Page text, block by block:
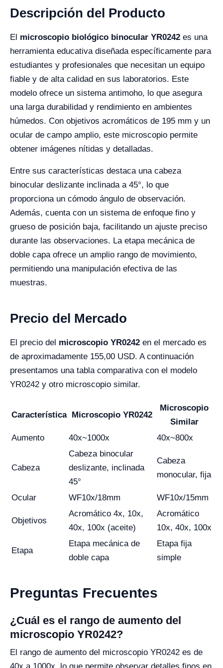
Descripción del Producto
El microscopio biológico binocular YR0242 es una
herramienta educativa diseñada específicamente para
estudiantes y profesionales que necesitan un equipo
fiable y de alta calidad en sus laboratorios. Este
modelo ofrece un sistema antimoho, lo que asegura
una larga durabilidad y rendimiento en ambientes
húmedos. Con objetivos acromáticos de 195 mm y un
ocular de campo amplio, este microscopio permite
obtener imágenes nítidas y detalladas.
Entre sus características destaca una cabeza
binocular deslizante inclinada a 45°, lo que
proporciona un cómodo ángulo de observación.
Además, cuenta con un sistema de enfoque fino y
grueso de posición baja, facilitando un ajuste preciso
durante las observaciones. La etapa mecánica de
doble capa ofrece un amplio rango de movimiento,
permitiendo una manipulación efectiva de las
muestras.
Precio del Mercado
El precio del microscopio YR0242 en el mercado es
de aproximadamente 155,00 USD. A continuación
presentamos una tabla comparativa con el modelo
YR0242 y otro microscopio similar.
Característica Microscopio YR0242
Microscopio
Similar
Aumento
40x~1000x 40x~800x
Cabeza
Cabeza binocular
deslizante, inclinada
45°
Cabeza
monocular, fija
Ocular WF10x/18mm WF10x/15mm
Objetivos
Acromático 4x, 10x,
40x, 100x (aceite)
Acromático
10x, 40x, 100x
Etapa
Etapa mecánica de
doble capa
Etapa fija
simple
Preguntas Frecuentes
¿Cuál es el rango de aumento del
microscopio YR0242?
El rango de aumento del microscopio YR0242 es de
40x a 1000x, lo que permite observar detalles finos en